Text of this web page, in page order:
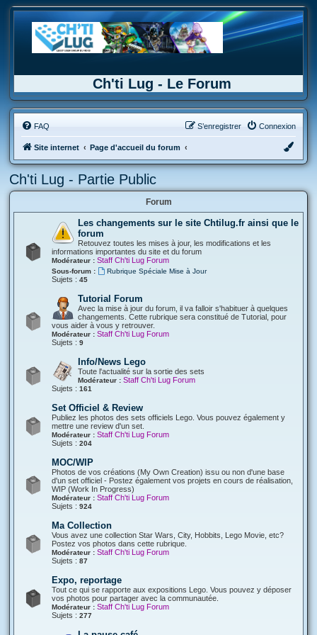
Ch'ti Lug - Le Forum
FAQ Connexion
S’enregistrer
Site internet Page d'accueil du forum
Ch'ti Lug - Partie Public
Forum
Les changements sur le site Chtilug.fr ainsi que le
forum
Retouvez toutes les mises à jour, les modifications et les
informations importantes du site et du forum
Modérateur : Staff Ch'ti Lug Forum
Sous-forum : Rubrique Spéciale Mise à Jour
Sujets : 45
Tutorial Forum
Avec la mise à jour du forum, il va falloir s'habituer à quelques
changements. Cette rubrique sera constitué de Tutorial, pour
vous aider à vous y retrouver.
Modérateur : Staff Ch'ti Lug Forum
Sujets : 9
Info/News Lego
Toute l'actualité sur la sortie des sets
Modérateur : Staff Ch'ti Lug Forum
Sujets : 161
Set Officiel & Review
Publiez les photos des sets officiels Lego. Vous pouvez également y
mettre une review d'un set.
Modérateur : Staff Ch'ti Lug Forum
Sujets : 204
MOC/WIP
Photos de vos créations (My Own Creation) issu ou non d'une base
d'un set officiel - Postez également vos projets en cours de réalisation,
WIP (Work In Progress)
Modérateur : Staff Ch'ti Lug Forum
Sujets : 924
Ma Collection
Vous avez une collection Star Wars, City, Hobbits, Lego Movie, etc?
Postez vos photos dans cette rubrique.
Modérateur : Staff Ch'ti Lug Forum
Sujets : 87
Expo, reportage
Tout ce qui se rapporte aux expositions Lego. Vous pouvez y déposer
vos photos pour partager avec la communautée.
Modérateur : Staff Ch'ti Lug Forum
Sujets : 277